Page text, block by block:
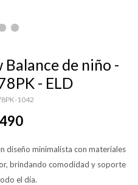
de niño -
- ELD
1042
diseño minimalista con materiales
brindando comodidad y soporte
el día.